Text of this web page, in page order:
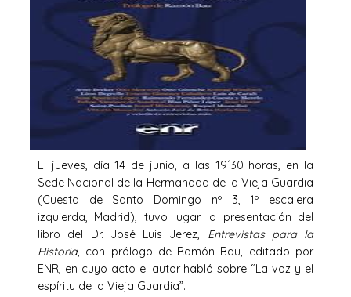
El jueves, día 14 de junio, a las 19´30 horas, en la
Sede Nacional de la Hermandad de la Vieja Guardia
(Cuesta de Santo Domingo nº 3, 1º escalera
izquierda, Madrid), tuvo lugar la presentación del
libro del Dr. José Luis Jerez, Entrevistas para la
Historia, con prólogo de Ramón Bau, editado por
ENR, en cuyo acto el autor habló sobre “La voz y el
espíritu de la Vieja Guardia”.